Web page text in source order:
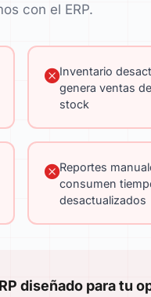
con el ERP.
Inventario
genera ventas
stock
Reportes
consumen
desactualizados
diseñado para tu